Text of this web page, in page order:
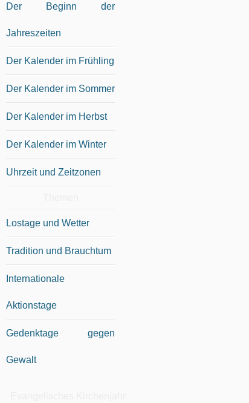
Der Beginn der
Jahreszeiten
Der Kalender im Frühling
Der Kalender im Sommer
Der Kalender im Herbst
Der Kalender im Winter
Uhrzeit und Zeitzonen
Lostage und Wetter
Tradition und Brauchtum
Internationale
Aktionstage
Gedenktage gegen
Gewalt